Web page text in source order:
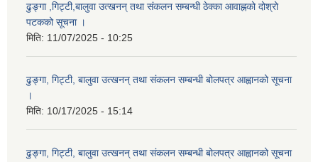
ढुङ्गा ,गिट्टी,बालुवा उत्खनन् तथा संकलन सम्बन्धी ठेक्का आवाह्नको दोश्रो
पटकको सूचना ।
मिति: 11/07/2025 - 10:25
ढुङ्गा, गिट्टी, बालुवा उत्खनन् तथा संकलन सम्बन्धी बोलपत्र आह्वानको सूचना
।
मिति: 10/17/2025 - 15:14
ढुङ्गा, गिट्टी, बालुवा उत्खनन् तथा संकलन सम्बन्धी बोलपत्र आह्वानको सूचना